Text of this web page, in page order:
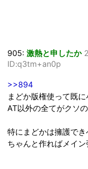
905: 激熱と申したか
ID:q3tm+an0p
>>894
まどか版権使って既
AT以外の全てがクソ
特にまどかは擁護でき
ちゃんと作ればメイ